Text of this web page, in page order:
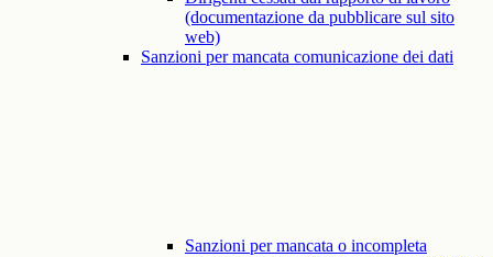
(documentazione da pubblicare sul sito
web)
Sanzioni per mancata comunicazione dei dati
Sanzioni per mancata o incompleta